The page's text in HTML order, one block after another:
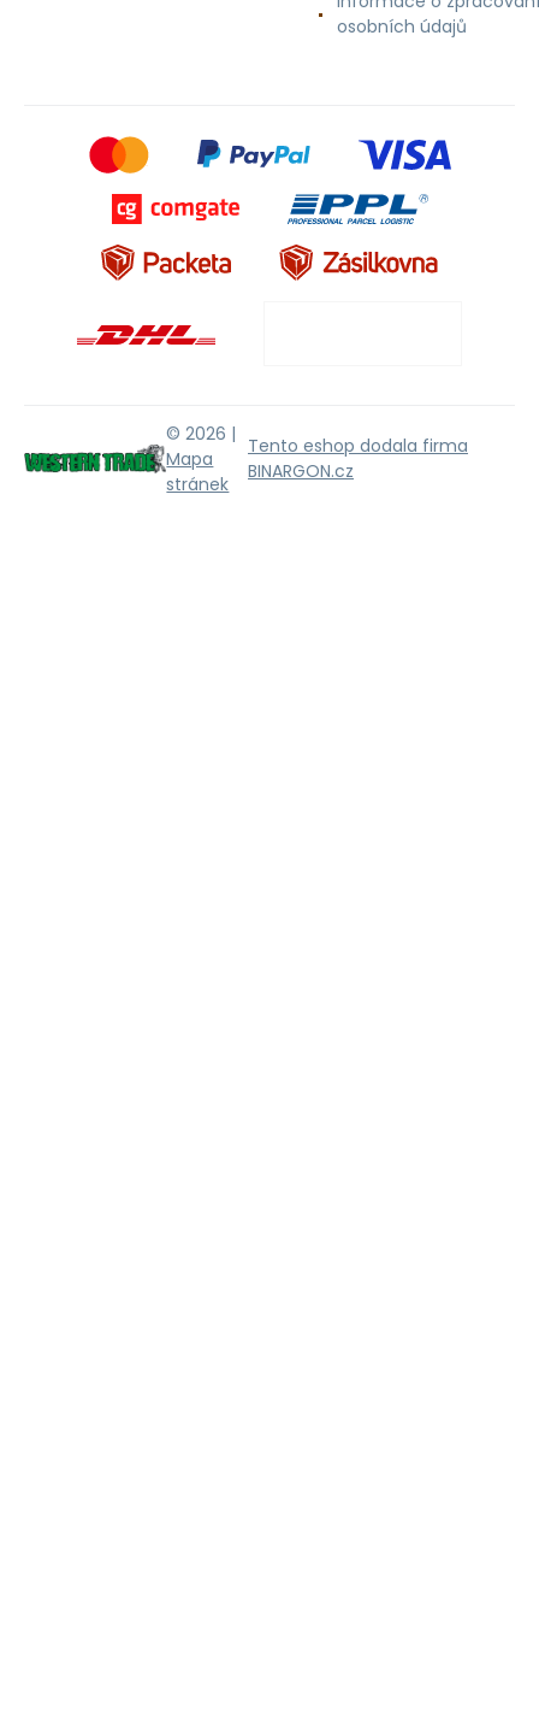
osobních údajů
© 2026 |
Mapa
stránek
Tento eshop dodala firma
BINARGON.cz